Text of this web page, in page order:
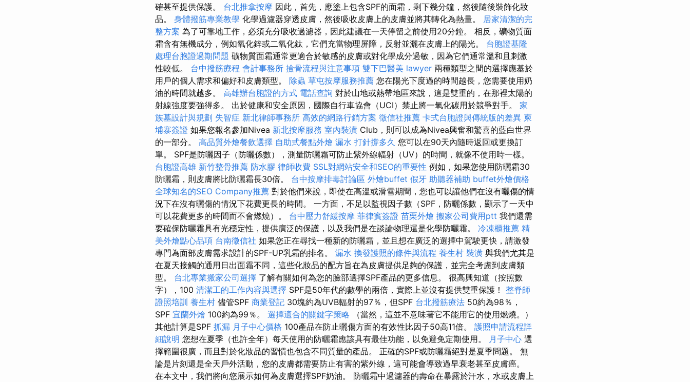
確甚至提供保護。 台北推拿按摩 因此，首先，應塗上包含SPF的面霜，剩下幾分鐘，然後隨後裝飾化妝
品。 身體撥筋專業教學 化學過濾器穿透皮膚，然後吸收皮膚上的皮膚並將其轉化為熱量。 居家清潔的完
整方案 為了可靠地工作，必須充分吸收過濾器，因此建議在一天停留之前使用20分鐘。 相反，礦物質面
霜含有無機成分，例如氧化鋅或二氧化鈦，它們充當物理屏障，反射並灑在皮膚上的陽光。 台胞證基隆
處理台胞證過期問題 礦物質面霜通常更適合於敏感的皮膚或對化學成分過敏，因為它們通常溫和且刺激
性較低。 台中撥筋療程 會計事務所 撿骨流程與注意事項 雙下巴醫美 lawyer 兩種類型之間的選擇應基於
用戶的個人需求和偏好和皮膚類型。 除蟲 草屯按摩服務推薦 您在陽光下度過的時間越長，您需要使用奶
油的時間就越多。 高雄辦台胞證的方式 電話查詢 對於山地或熱帶地區來說，這是雙重的，在那裡太陽的
射線強度要強得多。 出於健康和安全原因，國際自行車協會（UCI）禁止將一氧化碳用於競爭對手。 家
族墓設計與規劃 失智症 新北律師事務所 高效的網路行銷方案 徵信社推薦 卡式台胞證與傳統版的差異 柬
埔寨簽證 如果您報名參加Nivea 新北按摩服務 室內裝潢 Club，則可以成為Nivea興奮和驚喜的藍白世界
的一部分。 高品質外燴餐飲選擇 自助式餐點外燴 漏水 打針撐多久 您可以在90天內隨時返回或更換訂
單。 SPF是防曬因子（防曬係數），測量防曬霜可防止紫外線輻射（UV）的時間，就像不使用時一樣。
台胞證高雄 新竹整骨推薦 防水膠 律師收費 SSL對網站安全和SEO的重要性 例如，如果您使用防曬霜30
防曬霜，則皮膚將比防曬霜長30倍。 台中按摩排毒討論區 外燴buffet 假牙 助聽器補助 buffet外燴價格
全球知名的SEO Company推薦 對於他們來說，即使在高溫或滑雪期間，您也可以讓他們在沒有曬傷的情
況下在沒有曬傷的情況下花費更長的時間。 一方面，不足以監視因子數（SPF，防曬係數，顯示了一天中
可以花費更多的時間而不會燃燒）。 台中壓力舒緩按摩 菲律賓簽證 苗栗外燴 搬家公司費用ptt 我們還需
要確保防曬霜具有光穩定性，提供廣泛的保護，以及我們是在談論物理還是化學防曬霜。 冷凍櫃推薦 精
美外燴點心品項 台南徵信社 如果您正在尋找一種新的防曬霜，並且想在廣泛的選擇中駕駛更快，請激發
專門為面部皮膚需求設計的SPF-UP乳霜的排名。 漏水 換發護照的條件與流程 養生村 裝潢 與我們尤其是
在夏天接觸的通用日出面霜不同，這些化妝品的配方旨在為皮膚提供足夠的保護，並完全考慮到皮膚類
型。 台北專業搬家公司選擇 了解有關如何為您的臉部選擇SPF產品的更多信息。 很高興知道（按照數
字），100 清潔工的工作內容與選擇 SPF是50年代的數學的兩倍，實際上並沒有提供雙重保護！ 整脊師
證照培訓 養生村 儘管SPF 商業登記 30塊約為UVB輻射的97％，但SPF 台北撥筋療法 50約為98％，
SPF 宜蘭外燴 100約為99％。 選擇適合的關鍵字策略 （當然，這並不意味著它不能用它的使用燃燒。）
其他計算是SPF 抓漏 月子中心價格 100產品在防止曬傷方面的有效性比因子50高11倍。 護照申請流程詳
細說明 您想在夏季（也許全年）每天使用的防曬霜應該具有最佳功能，以免避免定期使用。 月子中心 選
擇範圍很廣，而且對於化妝品的習慣也包含不同質量的產品。 正確的SPF或防曬霜絕對是夏季問題。 無
論是片刻還是全天戶外活動，您的皮膚都需要防止有害的紫外線，這可能會導致過早衰老甚至皮膚癌。
在本文中，我們將向您展示如何為皮膚選擇SPF奶油。 防曬霜中過濾器的壽命在暴露於汗水，水或皮膚上